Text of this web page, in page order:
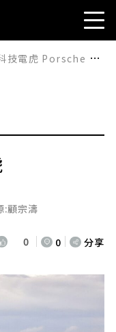
電虎 Porsche Macan 4
顧宗濤
0 0 分享